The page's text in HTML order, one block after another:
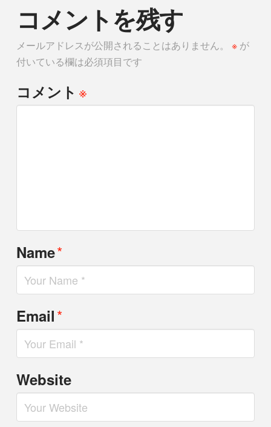
コメントを残す
メールアドレスが公開されることはありません。 ※が
付いている欄は必須項目です
コメント※
Name*
Email*
Website